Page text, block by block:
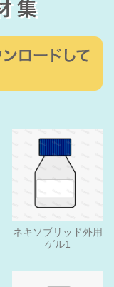
ネキソブリッド外用
ゲル1